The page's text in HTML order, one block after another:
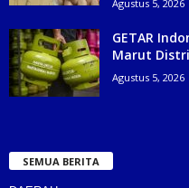
Agustus 5, 2026
GETAR
Marut
Agustus 5, 2026
SEMUA BERITA